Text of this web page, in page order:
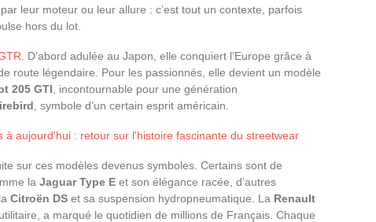
leur moteur ou leur allure : c’est tout un contexte, parfois
hors du lot.
. D’abord adulée au Japon, elle conquiert l’Europe grâce à
route légendaire. Pour les passionnés, elle devient un modèle
205 GTI , incontournable pour une génération
, symbole d’un certain esprit américain.
à aujourd'hui : retour sur l'histoire fascinante du streetwear
sur ces modèles devenus symboles. Certains sont de
la Jaguar Type E et son élégance racée, d’autres
Citroën DS et sa suspension hydropneumatique. La Renault
a marqué le quotidien de millions de Français. Chaque